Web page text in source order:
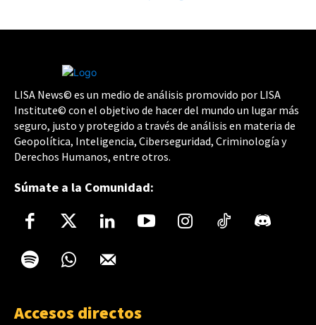
LISA News© es un medio de análisis promovido por LISA
Institute© con el objetivo de hacer del mundo un lugar más
seguro, justo y protegido a través de análisis en materia de
Geopolítica, Inteligencia, Ciberseguridad, Criminología y
Derechos Humanos, entre otros.
Súmate a la Comunidad:
Accesos directos